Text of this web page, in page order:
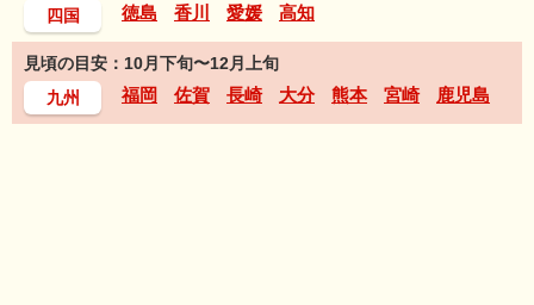
四国
徳島 香川 愛媛 高知
見頃の目安：10月下旬〜12月上旬
九州
福岡 佐賀 長崎 大分 熊本 宮崎 鹿児島